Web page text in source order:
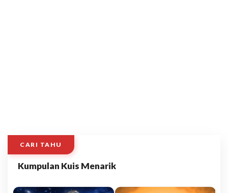
CARI TAHU
Kumpulan Kuis Menarik